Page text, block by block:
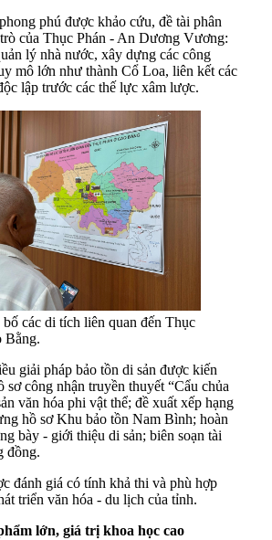
phú được khảo cứu, đề tài phân
của Thục Phán - An Dương Vương:
lý nhà nước, xây dựng các công
mô lớn như thành Cổ Loa, liên kết các
lập trước các thế lực xâm lược.
bố các di tích liên quan đến Thục
Bằng.
giải pháp bảo tồn di sản được kiến
sơ công nhận truyền thuyết “Cẩu chủa
văn hóa phi vật thể; đề xuất xếp hạng
hồ sơ Khu bảo tồn Nam Bình; hoàn
bày - giới thiệu di sản; biên soạn tài
đồng.
đánh giá có tính khả thi và phù hợp
triển văn hóa - du lịch của tỉnh.
lớn, giá trị khoa học cao